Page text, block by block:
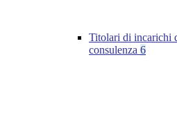
Titolari di incarichi
consulenza 6